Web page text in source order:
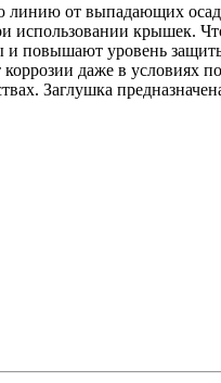
от выпадающих
использовании крышек.
и повышают уровень
даже в условиях
Заглушка